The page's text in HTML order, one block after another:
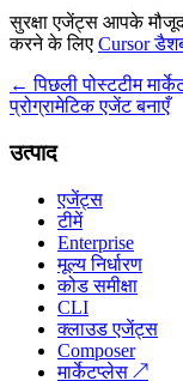
सुरक्षा एजेंट्स आपके
करने के लिए Cursor
← पिछली पोस्टटीम
प्रोग्रामेटिक एजेंट बनाएँ
उत्पाद
एजेंट्स
टीमें
Enterprise
मूल्य निर्धारण
कोड समीक्षा
CLI
क्लाउड एजेंट्स
Composer
मार्केटप्लेस ↗